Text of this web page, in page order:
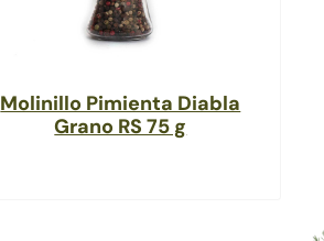
Molinillo Pimienta Diabla
Grano RS 75 g